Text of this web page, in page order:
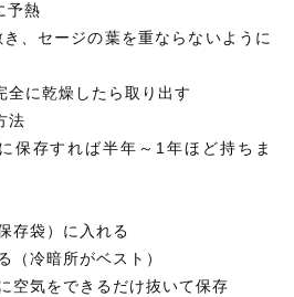
予熱
、セージの葉を重ならないように
に乾燥したら取り出す
法
保存すれば半年～1年ほど持ちま
存袋）に入れる
（冷暗所がベスト）
空気をできるだけ抜いて保存